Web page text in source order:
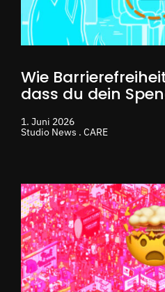
Wie
dass du dein
1. Juni 2026
Studio News . CARE